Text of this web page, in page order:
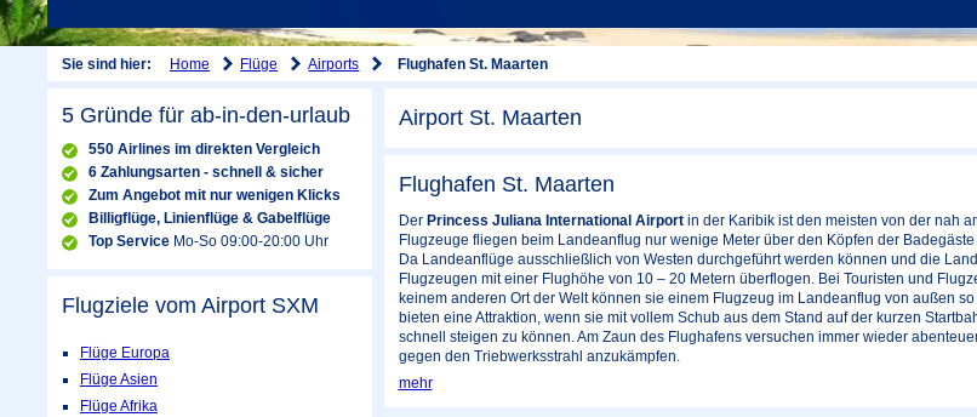
Sie sind hier: Home Flüge Airports Flughafen St. Maarten
Airport St. Maarten
Flughafen St. Maarten
Der Princess Juliana International Airportin der Karibik ist den meisten von der nah
Flugzeuge fliegen beim Landeanflug nur wenige Meter über den Köpfen der Badegäste
Da Landeanflüge ausschließlich von Westen durchgeführt werden können und die
Flugzeugen mit einer Flughöhe von 10 – 20 Metern überflogen. Bei Touristen und
keinem anderen Ort der Welt können sie einem Flugzeug im Landeanflug von außen
bieten eine Attraktion, wenn sie mit vollem Schub aus dem Stand auf der kurzen
schnell steigen zu können. Am Zaun des Flughafens versuchen immer wieder
gegen den Triebwerksstrahl anzukämpfen.
mehr
5 Gründe für ab-in-den-urlaub
550 Airlines im direkten Vergleich
6 Zahlungsarten - schnell & sicher
Zum Angebot mit nur wenigen Klicks
Billigflüge, Linienflüge & Gabelflüge
Top Service Mo-So 09:00-20:00 Uhr
Flugziele vom Airport SXM
Flüge Europa
Flüge Asien
Flüge Afrika